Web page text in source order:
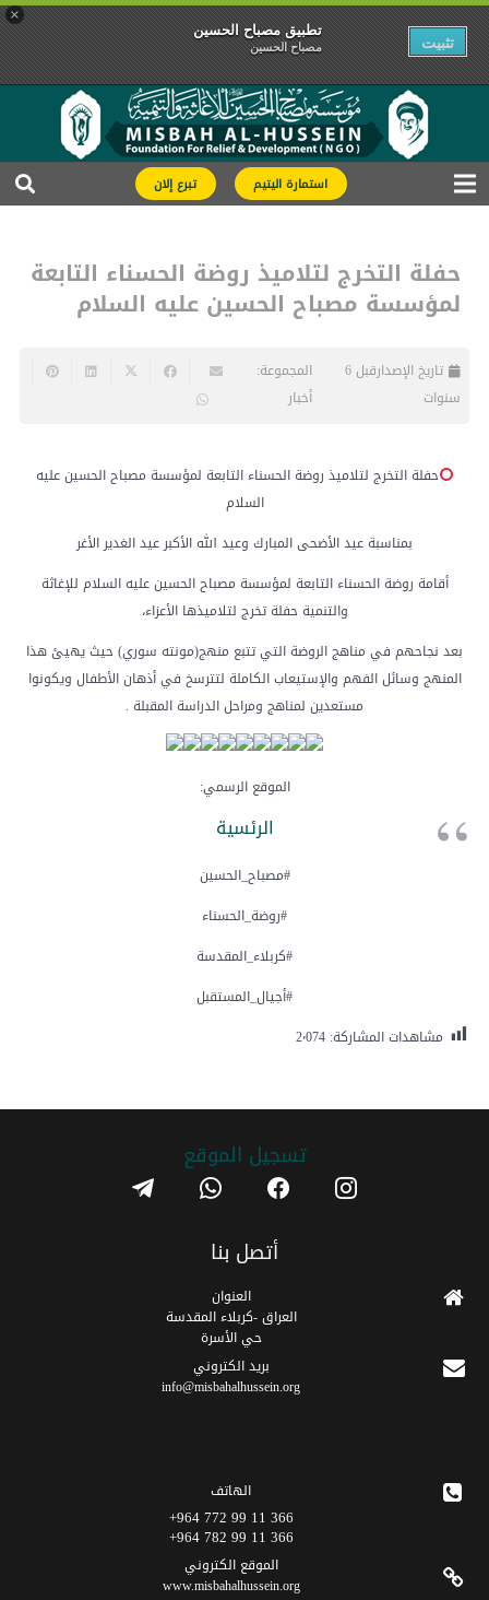
×
تطبیق مصباح الحسین
مصباح الحسین تثبیت
استمارة اليتيم تبرع إلان
حفلة التخرج لتلاميذ روضة الحسناء التابعة
لمؤسسة مصباح الحسين عليه السلام
تاريخ الإصدار
قبل 6
سنوات
المجموعة:
أخبار
حفلة التخرج لتلاميذ روضة الحسناء التابعة لمؤسسة مصباح الحسين عليه
السلام
بمناسبة عيد الأضحى المبارك وعيد الله الأكبر عيد الغدير الأغر
أقامة روضة الحسناء التابعة لمؤسسة مصباح الحسين عليه السلام للإغاثة
والتنمية حفلة تخرج لتلاميذها الأعزاء،
بعد نجاحهم في مناهج الروضة التي تتبع منهج(مونته سوري) حيث يهيئ هذا
المنهج وسائل الفهم والإستيعاب الكاملة لتترسخ في أذهان الأطفال ويكونوا
مستعدين لمناهج ومراحل الدراسة المقبلة .
الموقع الرسمي:
الرئسیة
#مصباح_الحسين
#روضة_الحسناء
#كربلاء_المقدسة
#أجيال_المستقبل
مشاهدات المشاركة: 2٬074
تسجیل الموقع instagram
facebook
whatsapp
telegram
أتصل بنا
العنوان
العراق -كربلاء المقدسة
حي الأسرة
برید الکتروني
info@misbahalhussein.org
الهاتف
366 11 99 772 964+
366 11 99 782 964+
الموقع الکتروني
www.misbahalhussein.org